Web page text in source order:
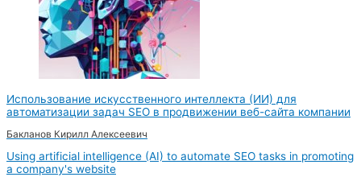
Использование искусственного интеллекта (ИИ) для
автоматизации задач SEO в продвижении веб-сайта компании
Бакланов Кирилл Алексеевич
Using artificial intelligence (AI) to automate SEO tasks in promoting
a company's website